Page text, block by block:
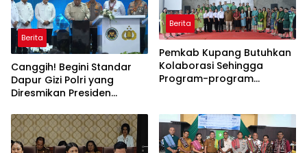
Berita
Canggih! Begini Standar
Dapur Gizi Polri yang
Diresmikan Presiden
Berita
Pemkab Kupang Butuhkan
Kolaborasi Sehingga
Program-program